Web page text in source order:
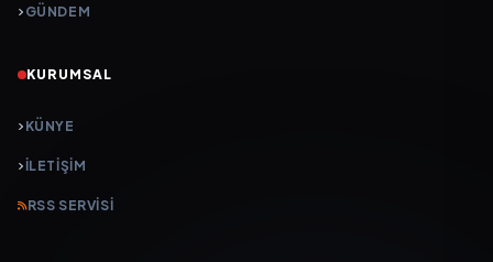
GÜNDEM
KURUMSAL
KÜNYE
İLETIŞIM
RSS SERVISI